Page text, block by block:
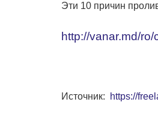
Эти 10 причин
http://vanar.md/
Источник: https://